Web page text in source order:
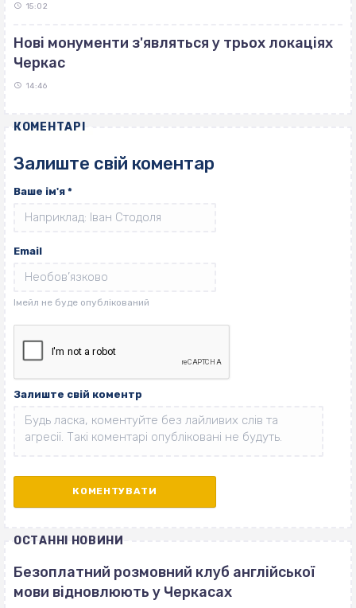
15:02
Нові монументи з'являться у трьох локаціях
Черкас
14:46
КОМЕНТАРІ
Залиште свій коментар
Ваше ім'я *
Email
Залиште свій коментр
ОСТАННІ НОВИНИ
Безоплатний розмовний клуб англійської
мови відновлюють у Черкасах